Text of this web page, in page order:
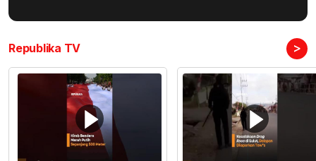
Republika TV >